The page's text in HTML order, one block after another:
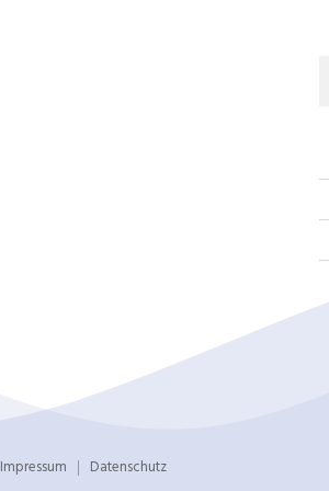
Impressum Datenschutz